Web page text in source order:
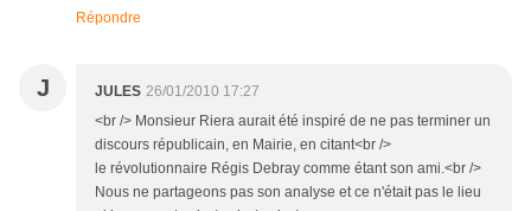
Répondre
J JULES 26/01/2010 17:27
<br /> Monsieur Riera aurait été inspiré de ne pas terminer un
discours républicain, en Mairie, en citant<br />
le révolutionnaire Régis Debray comme étant son ami.<br />
Nous ne partageons pas son analyse et ce n'était pas le lieu